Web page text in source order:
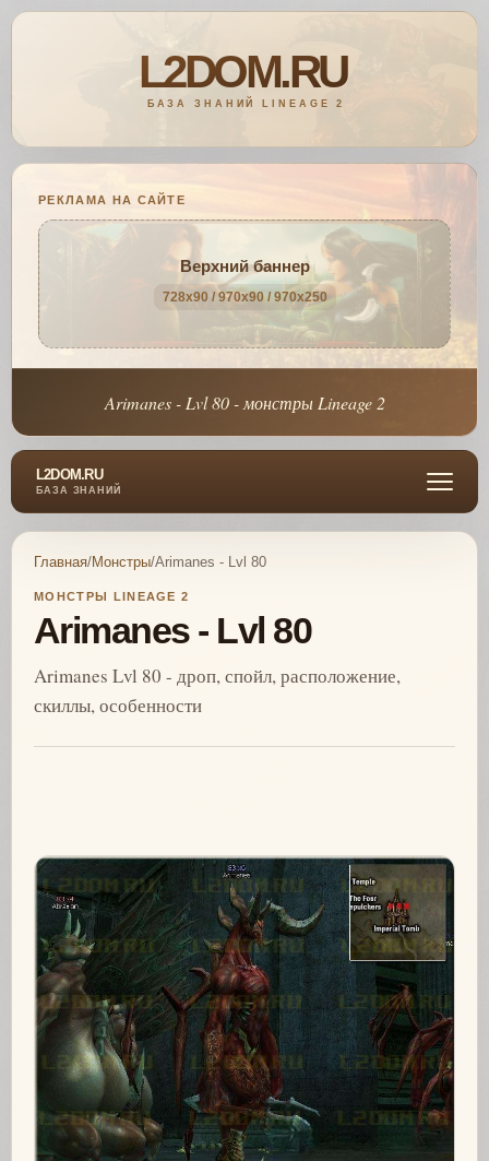
РЕКЛАМА НА САЙТЕ
Верхний баннер
728x90 / 970x90 / 970x250
Arimanes - Lvl 80 - монстры Lineage 2
L2DOM.RU
БАЗА ЗНАНИЙ
Главная/Монстры/Arimanes - Lvl 80
МОНСТРЫ LINEAGE 2
Arimanes - Lvl 80
Arimanes Lvl 80 - дроп, спойл, расположение,
скиллы, особенности